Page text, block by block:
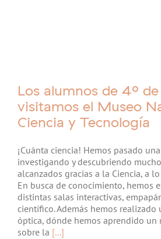
Los alumnos de 4º
visitamos el Museo
Ciencia y Tecnología
¡Cuánta ciencia! Hemos pasado
investigando y descubriendo
alcanzados gracias a la Ciencia, a
En busca de conocimiento, hemos
distintas salas interactivas,
científico. Además hemos
óptica, dónde hemos aprendido un
sobre la [...]